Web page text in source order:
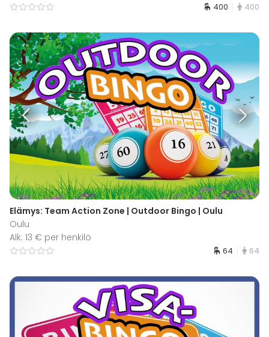
400 400
Elämys: Team Action Zone | Outdoor Bingo | Oulu
Oulu
Alk. 13 € per henkilö
64 64